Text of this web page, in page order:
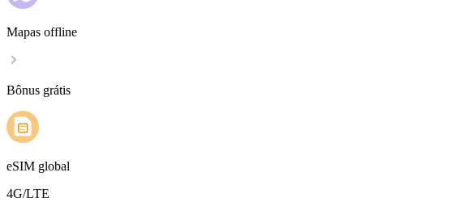
Mapas offline
Bônus grátis
eSIM global
4G/LTE